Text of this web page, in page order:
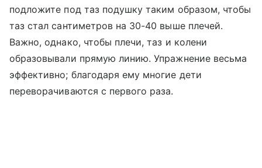
подложите под таз подушку таким образом, чтобы
таз стал сантиметров на 30-40 выше плечей.
Важно, однако, чтобы плечи, таз и колени
образовывали прямую линию. Упражнение весьма
эффективно; благодаря ему многие дети
переворачиваются с первого раза.